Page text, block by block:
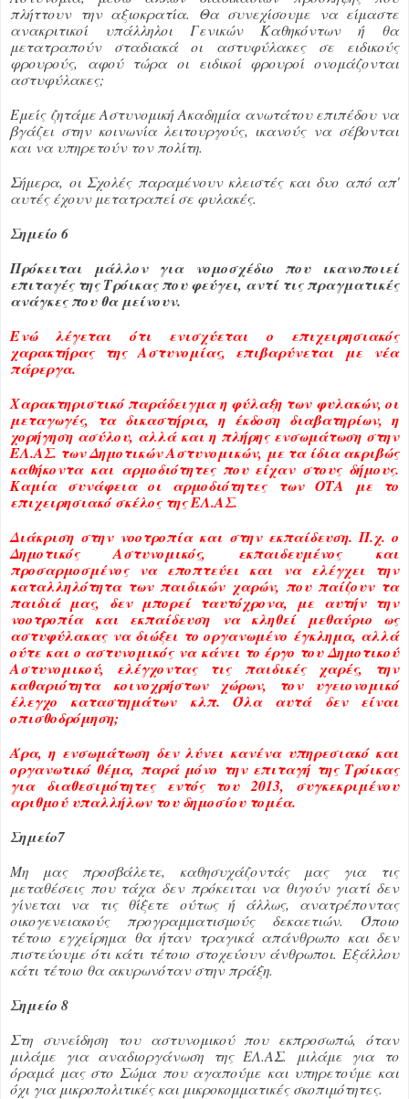
πλήττουν την αξιοκρατία. Θα συνεχίσουμε να είμαστε
ανακριτικοί υπάλληλοι Γενικών Καθηκόντων ή θα
μετατραπούν σταδιακά οι αστυφύλακες σε ειδικούς
φρουρούς, αφού τώρα οι ειδικοί φρουροί ονομάζονται
αστυφύλακες;
Εμείς ζητάμε Αστυνομική Ακαδημία ανωτάτου επιπέδου να
βγάζει στην κοινωνία λειτουργούς, ικανούς να σέβονται
και να υπηρετούν τον πολίτη.
Σήμερα, οι Σχολές παραμένουν κλειστές και δυο από απ'
αυτές έχουν μετατραπεί σε φυλακές.
Σημείο 6
Πρόκειται μάλλον για νομοσχέδιο που ικανοποιεί
επιταγές της Τρόικας που φεύγει, αντί τις πραγματικές
ανάγκες που θα μείνουν.
Ενώ λέγεται ότι ενισχύεται ο επιχειρησιακός
χαρακτήρας της Αστυνομίας, επιβαρύνεται με νέα
πάρεργα.
Χαρακτηριστικό παράδειγμα η φύλαξη των φυλακών, οι
μεταγωγές, τα δικαστήρια, η έκδοση διαβατηρίων, η
χορήγηση ασύλου, αλλά και η πλήρης ενσωμάτωση στην
ΕΛ.ΑΣ. των Δημοτικών Αστυνομικών, με τα ίδια ακριβώς
καθήκοντα και αρμοδιότητες που είχαν στους δήμους.
Καμία συνάφεια οι αρμοδιότητες των ΟΤΑ με το
επιχειρησιακό σκέλος της ΕΛ.ΑΣ.
Διάκριση στην νοοτροπία και στην εκπαίδευση. Π.χ. ο
Δημοτικός Αστυνομικός, εκπαιδευμένος και
προσαρμοσμένος να εποπτεύει και να ελέγχει την
καταλληλότητα των παιδικών χαρών, που παίζουν τα
παιδιά μας, δεν μπορεί ταυτόχρονα, με αυτήν την
νοοτροπία και εκπαίδευση να κληθεί μεθαύριο ως
αστυφύλακας να διώξει το οργανωμένο έγκλημα, αλλά
ούτε και ο αστυνομικός να κάνει το έργο του Δημοτικού
Αστυνομικού, ελέγχοντας τις παιδικές χαρές, την
καθαριότητα κοινοχρήστων χώρων, τον υγειονομικό
έλεγχο καταστημάτων κλπ. Όλα αυτά δεν είναι
οπισθοδρόμηση;
Άρα, η ενσωμάτωση δεν λύνει κανένα υπηρεσιακό και
οργανωτικό θέμα, παρά μόνο την επιταγή της Τρόικας
για διαθεσιμότητες εντός του 2013, συγκεκριμένου
αριθμού υπαλλήλων του δημοσίου τομέα.
Σημείο7
Μη μας προσβάλετε, καθησυχάζοντάς μας για τις
μεταθέσεις που τάχα δεν πρόκειται να θιγούν γιατί δεν
γίνεται να τις θίξετε ούτως ή άλλως, ανατρέποντας
οικογενειακούς προγραμματισμούς δεκαετιών. Όποιο
τέτοιο εγχείρημα θα ήταν τραγικά απάνθρωπο και δεν
πιστεύουμε ότι κάτι τέτοιο στοχεύουν άνθρωποι. Εξάλλου
κάτι τέτοιο θα ακυρωνόταν στην πράξη.
Σημείο 8
Στη συνείδηση του αστυνομικού που εκπροσωπώ, όταν
μιλάμε για αναδιοργάνωση της ΕΛ.ΑΣ. μιλάμε για το
όραμά μας στο Σώμα που αγαπούμε και υπηρετούμε και
όχι για μικροπολιτικές και μικροκομματικές σκοπιμότητες.